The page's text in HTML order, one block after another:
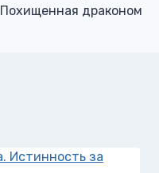
Похищенная драконом